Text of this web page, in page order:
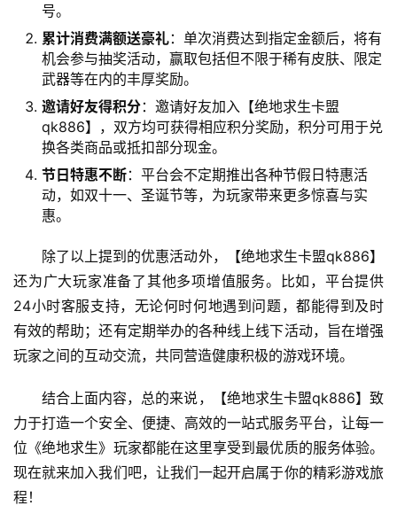
号。
累计消费满额送豪礼：单次消费达到指定金额后，将有
机会参与抽奖活动，赢取包括但不限于稀有皮肤、限定
武器等在内的丰厚奖励。
邀请好友得积分：邀请好友加入【绝地求生卡盟
qk886】，双方均可获得相应积分奖励，积分可用于兑
换各类商品或抵扣部分现金。
节日特惠不断：平台会不定期推出各种节假日特惠活
动，如双十一、圣诞节等，为玩家带来更多惊喜与实
惠。
除了以上提到的优惠活动外，【绝地求生卡盟qk886】
还为广大玩家准备了其他多项增值服务。比如，平台提供
24小时客服支持，无论何时何地遇到问题，都能得到及时
有效的帮助；还有定期举办的各种线上线下活动，旨在增强
玩家之间的互动交流，共同营造健康积极的游戏环境。
结合上面内容，总的来说，【绝地求生卡盟qk886】致
力于打造一个安全、便捷、高效的一站式服务平台，让每一
位《绝地求生》玩家都能在这里享受到最优质的服务体验。
现在就来加入我们吧，让我们一起开启属于你的精彩游戏旅
程！